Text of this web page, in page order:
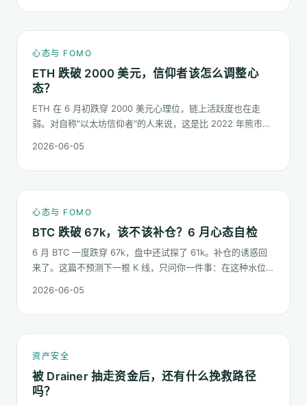
心态与 FOMO
ETH 跌破 2000 美元，信仰者该怎么调整心
态？
ETH 在 6 月初跌穿 2000 美元心理位，链上活跃度也在走
弱。对自称"以太坊信仰者"的人来说，这是比 2022 年熊市更
2026-06-05
心态与 FOMO
BTC 跌破 67k，该不该补仓？6 月心态自检
6 月 BTC 一度跌穿 67k，盘中还试探了 61k。补仓的诱惑回
来了。这篇不预测下一根 K 线，只问你一件事：在这种水位面
2026-06-05
资产安全
被 Drainer 抽走资金后，还有什么挽救路径
吗？